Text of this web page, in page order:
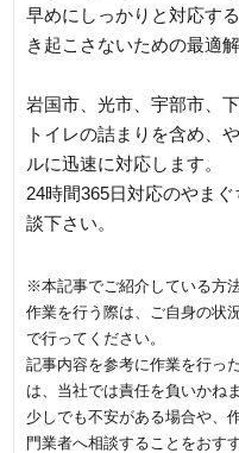
早めにしっかりと対応す
き起こさないための最適解
岩国市、光市、宇部市、
トイレの詰まりを含め、
ルに迅速に対応します。
24時間365日対応のやま
談下さい。
※本記事でご紹介している方
作業を行う際は、ご自身の状
で行ってください。
記事内容を参考に作業を行っ
は、当社では責任を負いかねま
少しでも不安がある場合や、
門業者へ相談することをおす